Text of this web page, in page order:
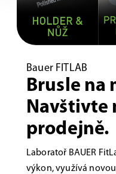
Bauer FITLAB
Brusle na
Navštivte
prodejně.
Laboratoř BAUER
výkon, využívá